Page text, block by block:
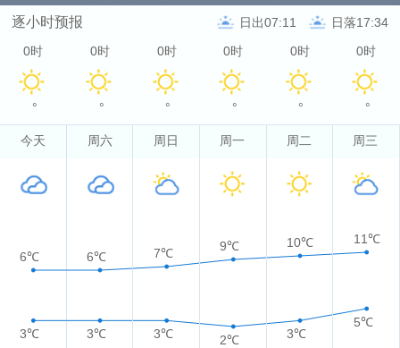
逐小时预报 日出07:11 日落17:34
0时
°
0时
°
0时
°
0时
°
0时
°
0时
°
今天 周六 周日 周一 周二 周三
6℃ 6℃ 7℃ 9℃ 10℃ 11℃
3℃ 3℃ 3℃ 2℃ 3℃
5℃